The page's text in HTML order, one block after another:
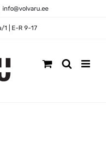
info@volvaru.ee
1 | E-R 9-17